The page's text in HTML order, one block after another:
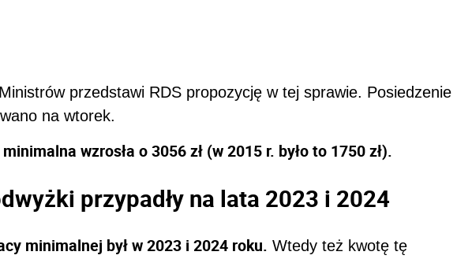
przedstawi RDS propozycję w tej sprawie. Posiedzenie
na wtorek.
wzrosła o 3056 zł (w 2015 r. było to 1750 zł).
przypadły na lata 2023 i 2024
minimalnej był w 2023 i 2024 roku. Wtedy też kwotę tę